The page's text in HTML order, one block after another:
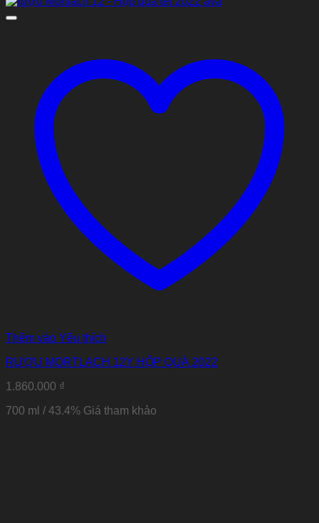
Thêm vào Yêu thích
RƯỢU MORTLACH 12Y HỘP QUÀ 2022
1.860.000 ₫
700 ml / 43.4% Giá tham khảo